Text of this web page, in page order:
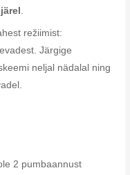
.
režiimist:
Järgige
neljal nädalal ning
2 pumbaannust